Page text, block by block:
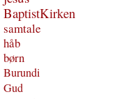
BaptistKirken
samtale
håb
børn
Burundi
Gud